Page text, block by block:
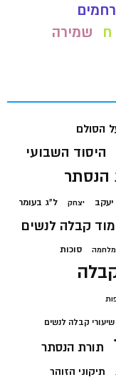
רחמים
ח
שמירה
הסולם
היסוד השבועי
יעקב יצחק ל"ג בעומר
קבלה לנשים
מלחמה סוכות
שיעורי קבלה לנשים
תורת הנסתר
תיקוני הזוהר